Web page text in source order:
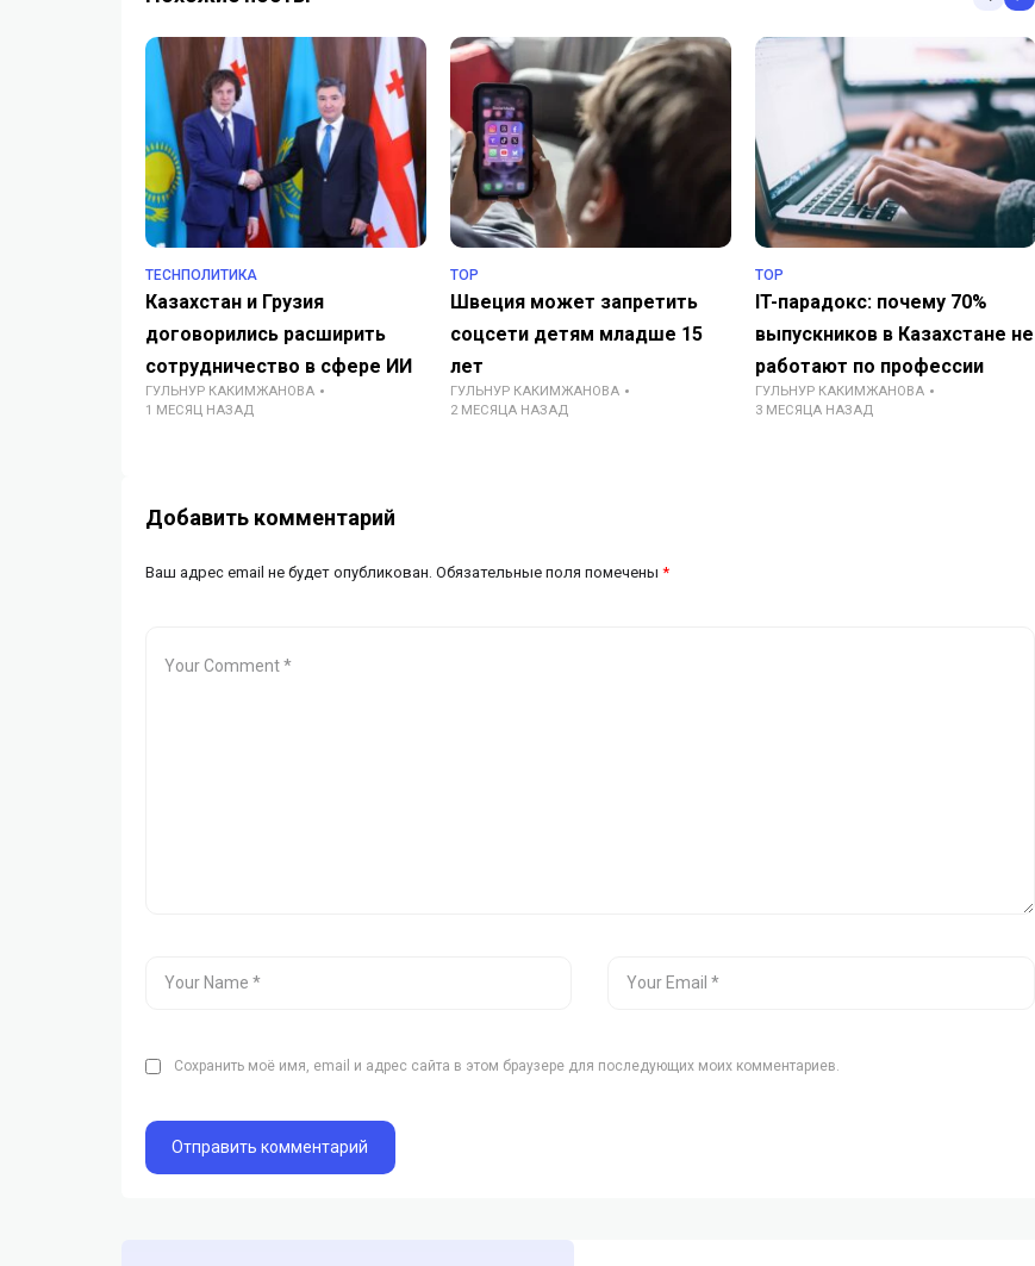
TECHПОЛИТИКА
Казахстан и Грузия
договорились расширить
сотрудничество в сфере ИИ
ГУЛЬНУР КАКИМЖАНОВА
1 МЕСЯЦ НАЗАД
TOP
Швеция может запретить
соцсети детям младше 15
лет
ГУЛЬНУР КАКИМЖАНОВА
2 МЕСЯЦА НАЗАД
TOP
IT-парадокс: почему 70%
выпускников в Казахстане не
работают по профессии
ГУЛЬНУР КАКИМЖАНОВА
3 МЕСЯЦА НАЗАД
Добавить комментарий
Ваш адрес email не будет опубликован. Обязательные поля помечены *
Сохранить моё имя, email и адрес сайта в этом браузере для последующих моих комментариев.